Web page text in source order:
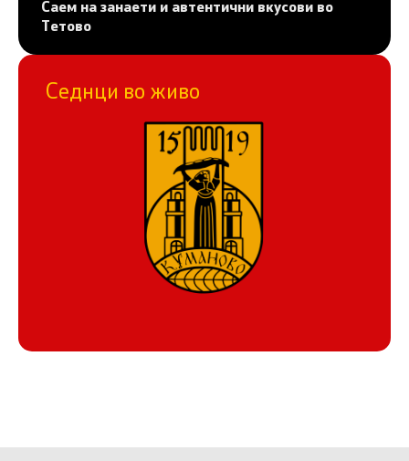
Саем на занаети и автентични вкусови во
Тетово
Седнци во живо